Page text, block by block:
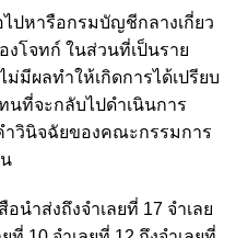
ปหารือกรมบัญชีกลางเกี่ยว
งโจทก์ ในส่วนที่เป็นราย
มีผลทำให้เกิดการได้เปรียบ
นที่จะกลับไปดำเนินการ
วินิจฉัยของคณะกรรมการ
นำส่งถึงจำเลยที่ 17 จำเลย